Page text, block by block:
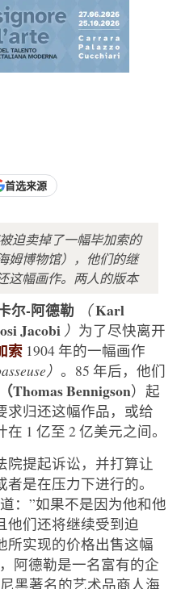
首选来源
迫卖掉了一幅毕加索的
姆博物馆），他们的继
这幅画作。两人的版本
尔-阿德勒 （Karl
Jacobi ） 为了尽快离开
索1904 年的一幅画作
） 。85 年后，他们
Thomas Bennigson）起
求归还这幅作品，或给
1 亿至 2 亿美元之间。
院提起诉讼，并打算让
是在压力下进行的。
：”如果不是因为他和他
他们还将继续受到迫
所实现的价格出售这幅
阿德勒是一名富有的企
黑著名的艺术品商人海